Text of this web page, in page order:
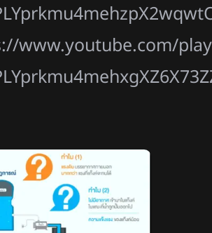
www.youtube.com/